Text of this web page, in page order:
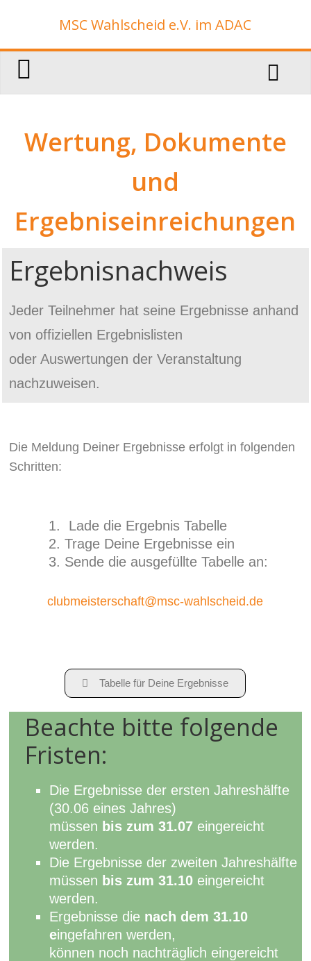
MSC Wahlscheid e.V. im ADAC
Wertung, Dokumente
und
Ergebniseinreichungen
Ergebnisnachweis
Jeder Teilnehmer hat seine Ergebnisse anhand
von offiziellen Ergebnislisten
oder Auswertungen der Veranstaltung
nachzuweisen.
Die Meldung Deiner Ergebnisse erfolgt in folgenden
Schritten:
Lade die Ergebnis Tabelle
Trage Deine Ergebnisse ein
Sende die ausgefüllte Tabelle an:
clubmeisterschaft@msc-wahlscheid.de
Tabelle für Deine Ergebnisse
Beachte bitte folgende
Fristen:
Die Ergebnisse der ersten Jahreshälfte
(30.06 eines Jahres)
müssen bis zum 31.07 eingereicht
werden.
Die Ergebnisse der zweiten Jahreshälfte
müssen bis zum 31.10 eingereicht
werden.
Ergebnisse die nach dem 31.10
eingefahren werden,
können noch nachträglich eingereicht